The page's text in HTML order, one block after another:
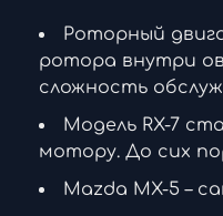
Роторный
ротора внутри
сложность
Модель RX-7
мотору. До сих
Mazda MX-5 –